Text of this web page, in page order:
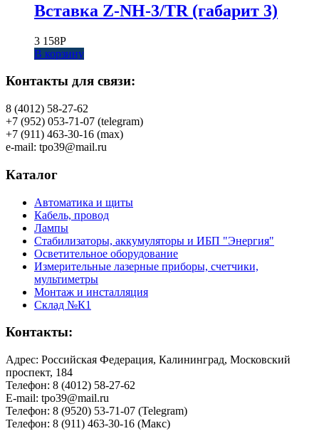
Вставка Z-NH-3/TR (габарит 3)
3 158Р
В корзину
Контакты для связи:
8 (4012) 58-27-62
+7 (952) 053-71-07 (telegram)
+7 (911) 463-30-16 (max)
e-mail: tpo39@mail.ru
Каталог
Автоматика и щиты
Кабель, провод
Лампы
Стабилизаторы, аккумуляторы и ИБП "Энергия"
Осветительное оборудование
Измерительные лазерные приборы, счетчики,
мультиметры
Монтаж и инсталляция
Склад №К1
Контакты:
Адрес: Российская Федерация, Калининград, Московский
проспект, 184
Телефон: 8 (4012) 58-27-62
E-mail: tpo39@mail.ru
Телефон: 8 (9520) 53-71-07 (Telegram)
Телефон: 8 (911) 463-30-16 (Макс)